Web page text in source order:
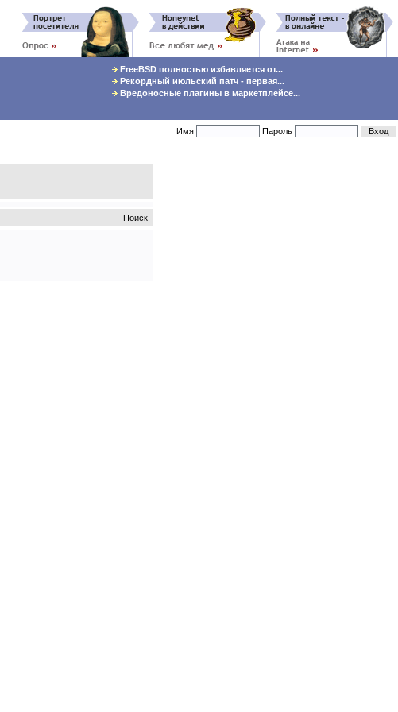
FreeBSD полностью избавляется от...
Рекордный июльский патч - первая...
Вредоносные плагины в маркетплейсе...
Имя Пароль
Поиск